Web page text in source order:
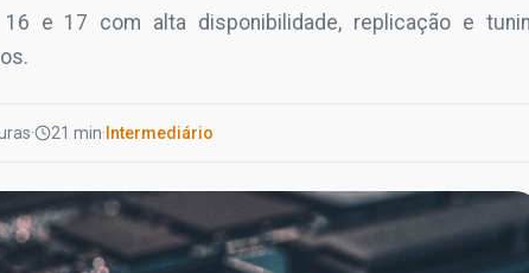
e 17 com alta disponibilidade, replicação e
· 21 min· Intermediário